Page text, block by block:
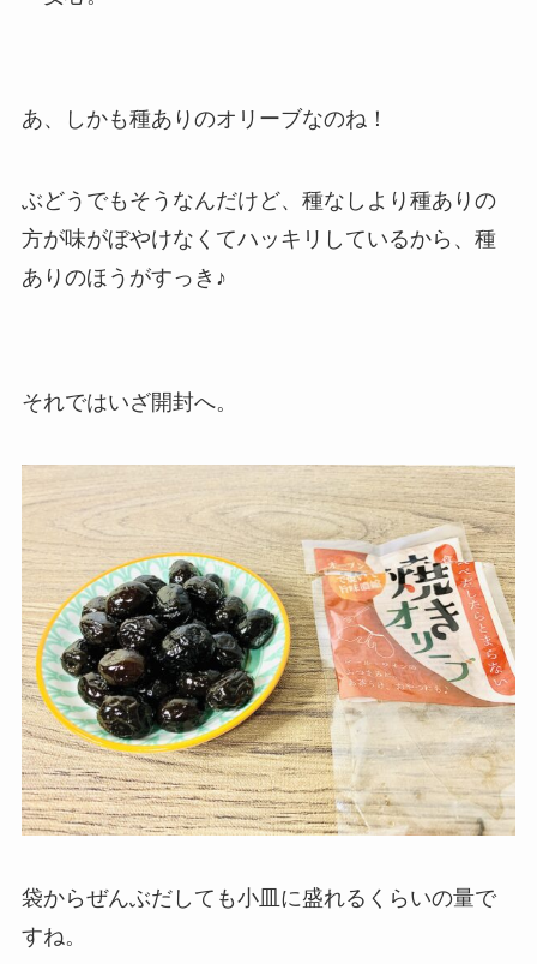
あ、しかも種ありのオリーブなのね！
ぶどうでもそうなんだけど、種なしより種ありの
方が味がぼやけなくてハッキリしているから、種
ありのほうがすっき♪
それではいざ開封へ。
袋からぜんぶだしても小皿に盛れるくらいの量で
すね。